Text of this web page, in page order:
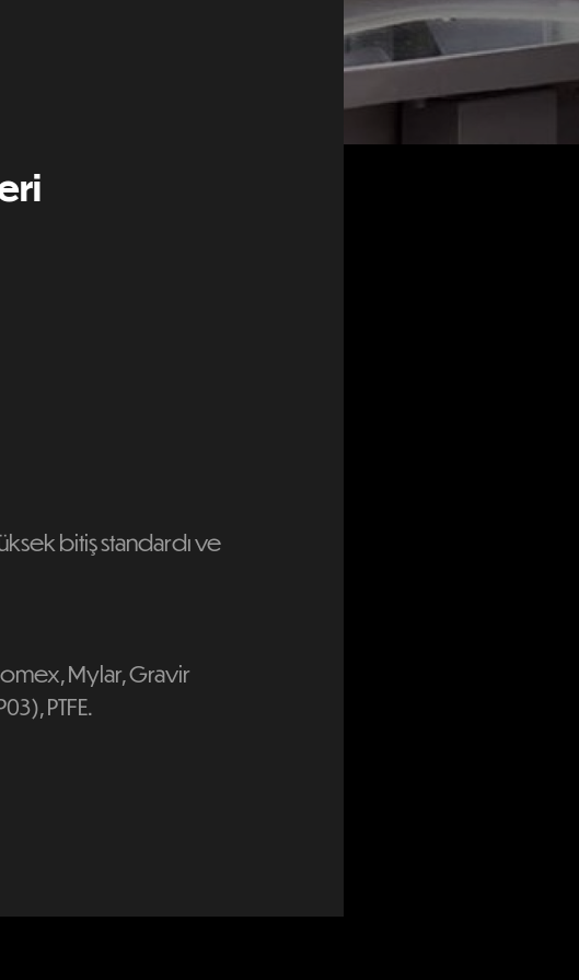
bitiş standardı ve
Mylar, Gravir
PTFE.